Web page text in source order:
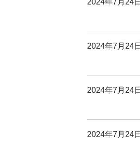
2024年7月24日
2024年7月24日
2024年7月24日
2024年7月24日